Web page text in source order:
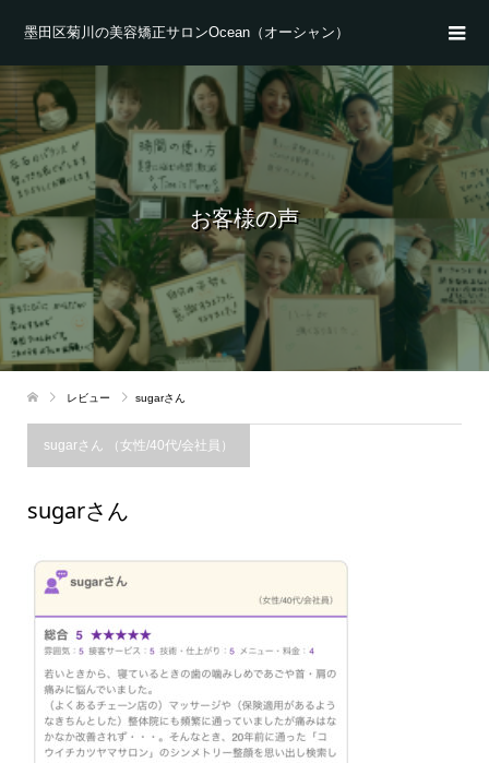
墨田区菊川の美容矯正サロンOcean（オーシャン）
お客様の声
レビュー sugarさん
sugarさん （女性/40代/会社員）
sugarさん